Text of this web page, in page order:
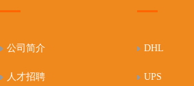
公司简介
人才招聘
DHL
UPS